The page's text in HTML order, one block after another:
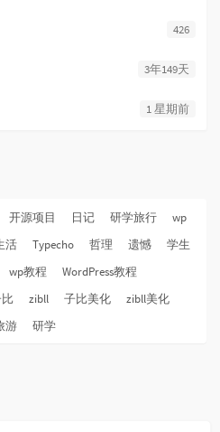
426
3年149天
1 星期前
开源项目 日记 研学旅行
wp
活 Typecho 哲理 遗憾
学生
wp教程
WordPress教程
zibll 子比美化
zibll美化
游 研学